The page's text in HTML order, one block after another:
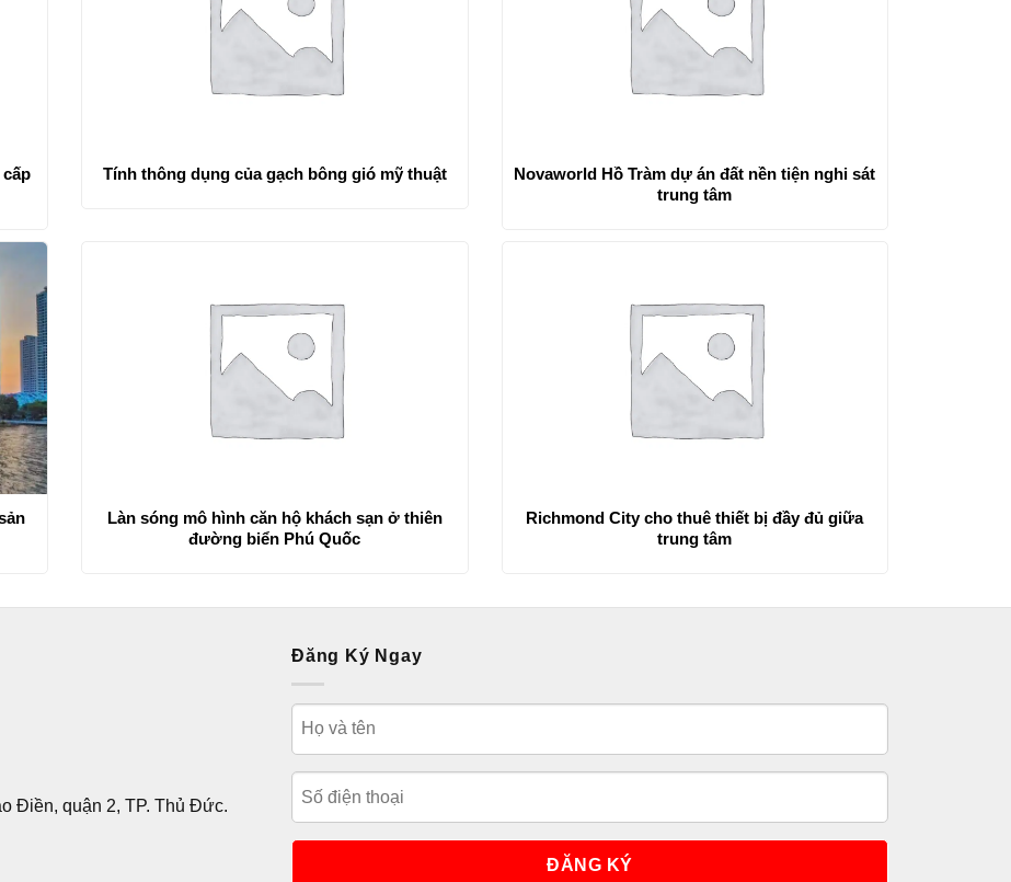
Tính thông dụng của gạch bông gió mỹ thuật
Novaworld Hồ Tràm dự án đất nền tiện nghi sát
trung tâm
Làn sóng mô hình căn hộ khách sạn ở thiên
đường biển Phú Quốc
Richmond City cho thuê thiết bị đầy đủ giữa
trung tâm
Điền, quận 2, TP. Thủ Đức.
Đăng Ký Ngay